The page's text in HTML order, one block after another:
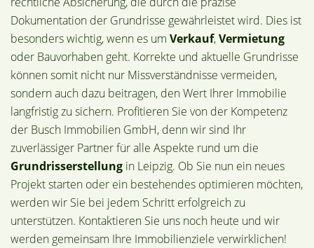
Dokumentation der Grundrisse gewährleistet wird. Dies ist
besonders wichtig, wenn es um Verkauf,Vermietung
oder Bauvorhaben geht. Korrekte und aktuelle Grundrisse
können somit nicht nur Missverständnisse vermeiden,
sondern auch dazu beitragen, den Wert Ihrer Immobilie
langfristig zu sichern. Profitieren Sie von der Kompetenz
der Busch Immobilien GmbH, denn wir sind Ihr
zuverlässiger Partner für alle Aspekte rund um die
Grundrisserstellung in Leipzig. Ob Sie nun ein neues
Projekt starten oder ein bestehendes optimieren möchten,
werden wir Sie bei jedem Schritt erfolgreich zu
unterstützen. Kontaktieren Sie uns noch heute und wir
werden gemeinsam Ihre Immobilienziele verwirklichen!